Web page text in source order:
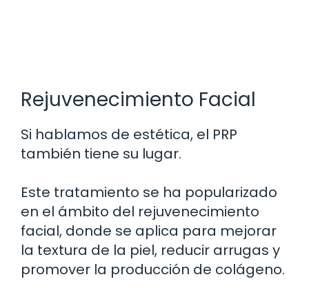
Rejuvenecimiento Facial
Si hablamos de estética, el PRP
también tiene su lugar.
Este tratamiento se ha popularizado
en el ámbito del rejuvenecimiento
facial, donde se aplica para mejorar
la textura de la piel, reducir arrugas y
promover la producción de colágeno.